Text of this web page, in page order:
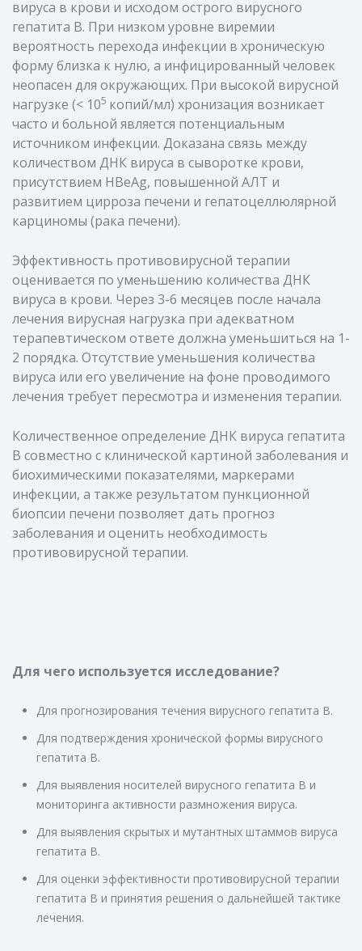
вируса в крови и исходом острого вирусного
гепатита В. При низком уровне виремии
вероятность перехода инфекции в хроническую
форму близка к нулю, а инфицированный человек
неопасен для окружающих. При высокой вирусной
нагрузке (< 105 копий/мл) хронизация возникает
часто и больной является потенциальным
источником инфекции. Доказана связь между
количеством ДНК вируса в сыворотке крови,
присутствием HBeAg, повышенной АЛТ и
развитием цирроза печени и гепатоцеллюлярной
карциномы (рака печени).
Эффективность противовирусной терапии
оценивается по уменьшению количества ДНК
вируса в крови. Через 3-6 месяцев после начала
лечения вирусная нагрузка при адекватном
терапевтическом ответе должна уменьшиться на 1-
2 порядка. Отсутствие уменьшения количества
вируса или его увеличение на фоне проводимого
лечения требует пересмотра и изменения терапии.
Количественное определение ДНК вируса гепатита
В совместно с клинической картиной заболевания и
биохимическими показателями, маркерами
инфекции, а также результатом пункционной
биопсии печени позволяет дать прогноз
заболевания и оценить необходимость
противовирусной терапии.
Для чего используется исследование?
Для прогнозирования течения вирусного гепатита В.
Для подтверждения хронической формы вирусного
гепатита В.
Для выявления носителей вирусного гепатита В и
мониторинга активности размножения вируса.
Для выявления скрытых и мутантных штаммов вируса
гепатита В.
Для оценки эффективности противовирусной терапии
гепатита В и принятия решения о дальнейшей тактике
лечения.